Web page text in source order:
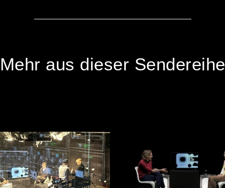
Mehr aus dieser Sendereihe